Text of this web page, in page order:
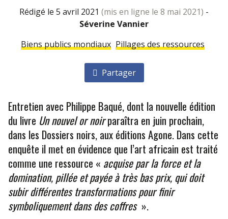
rédigé le 5 avril 2021 (mis en ligne le 8 mai 2021) -
Séverine Vannier
Biens publics mondiaux Pillages des ressources
Partager
Entretien avec Philippe Baqué, dont la nouvelle édition
du livre Un nouvel or noirparaîtra en juin prochain,
dans les Dossiers noirs, aux éditions Agone. Dans cette
enquête il met en évidence que l’art africain est traité
comme une ressource « acquise par la force et la
domination, pillée et payée à très bas prix, qui doit
subir différentes transformations pour finir
symboliquement dans des coffres ».